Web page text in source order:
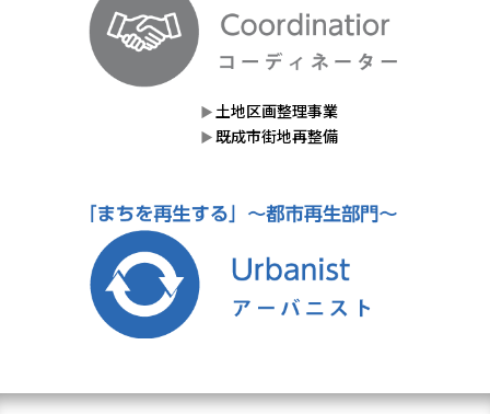
土地区画整理事業
既成市街地再整備